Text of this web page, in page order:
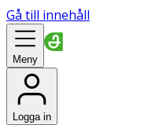
Gå till innehåll
Meny
Logga in